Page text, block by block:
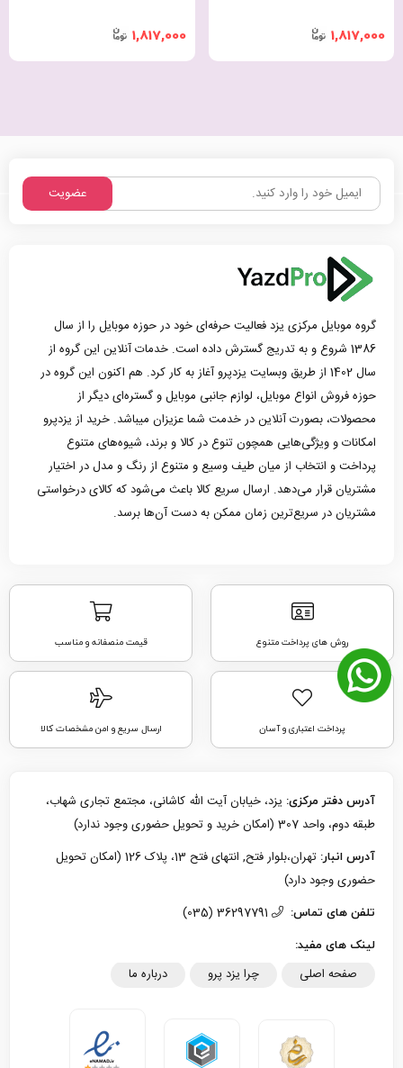
1,817,000
1,817,000
عضویت
گروه موبایل مرکزی یزد فعالیت حرفه‌ای خود در حوزه موبایل را از سال
1386 شروع و به تدریج گسترش داده است. خدمات آنلاین این گروه از
سال 1402 از طریق وبسایت یزدپرو آغاز به کار کرد. هم اکنون این گروه در
حوزه فروش انواع موبایل، لوازم جانبی موبایل و گستره‌ای دیگر از
محصولات، بصورت آنلاین در خدمت شما عزیزان میباشد. خرید از یزدپرو
امکانات و ویژگی‌هایی همچون تنوع در کالا و برند، شیوه‌های متنوع
پرداخت و انتخاب از میان طیف وسیع و متنوع از رنگ و مدل در اختیار
مشتریان قرار می‌دهد. ارسال سریع کالا باعث می‌شود که کالای درخواستی
مشتریان در سریع‌ترین زمان ممکن به دست آن‌ها برسد.
روش های پرداخت متنوع قیمت منصفانه و مناسب
پرداخت اعتباری و آسان ارسال سریع و امن مشخصات کالا
آدرس دفتر مرکزی: یزد، خیابان آیت الله کاشانی، مجتمع تجاری شهاب،
طبقه دوم، واحد 307 (امکان خرید و تحویل حضوری وجود ندارد)
آدرس انبار:
تهران،بلوار فتح, انتهای فتح 13، پلاک 126 (امکان تحویل
حضوری وجود دارد)
تلفن های تماس:
لینک های مفید:
صفحه اصلی چرا یزد پرو درباره ما